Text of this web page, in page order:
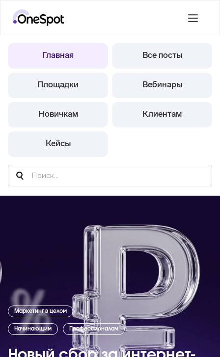
Главная Все посты
Площадки Вебинары
Новичкам Клиентам
Кейсы
Маркетинг в целом
Начинающим Профессионалам